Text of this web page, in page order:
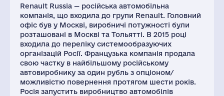
млн.дол.
56685 1
2021
80285
Податки(РФ),
млн.дол.
972
Renault Russia — російська автомобільна
компанія, що входила до групи Renault. Головний
офіс був у Москві, виробничі потужності були
розташовані в Москві та Тольятті. В 2015 році
входила до переліку системообразуючих
організацій Росії. Французька компанія продала
свою частку в найбільшому російському
автовиробнику за один рубль з опціоном/
можливістю повернення протягом шести років.
Росія запустить виробництво автомобілів